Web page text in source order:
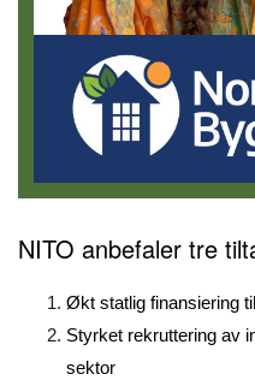
NITO anbefaler tre
Økt statlig finansiering
Styrket rekruttering av
sektor